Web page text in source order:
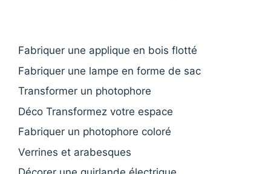
Fabriquer une applique en bois flotté
Fabriquer une lampe en forme de sac
Transformer un photophore
Déco Transformez votre espace
Fabriquer un photophore coloré
Verrines et arabesques